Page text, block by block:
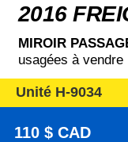
2016
MIROIR
usagées à vendre
Unité H-9034
110 $ CAD